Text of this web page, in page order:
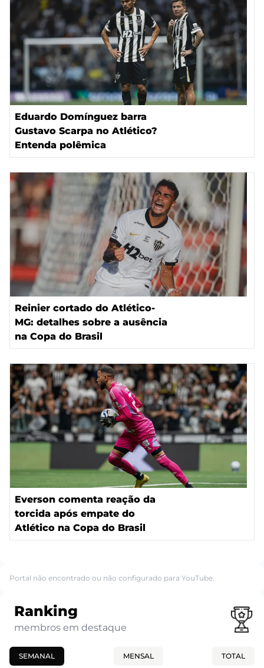
Eduardo Domínguez barra
Gustavo Scarpa no Atlético?
Entenda polêmica
Reinier cortado do Atlético-
MG: detalhes sobre a ausência
na Copa do Brasil
Everson comenta reação da
torcida após empate do
Atlético na Copa do Brasil
Portal não encontrado ou não configurado para YouTube.
Ranking
membros em destaque
SEMANAL MENSAL TOTAL